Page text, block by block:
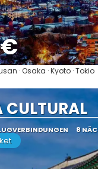
€
Sehen
· Osaka · Kyoto · Tokio
CULTURAL
8